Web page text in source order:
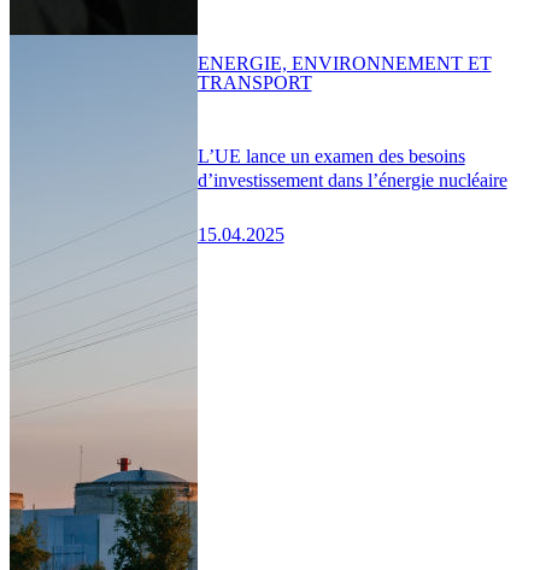
L’UE lance un examen des besoins
d’investissement dans l’énergie nucléaire
15.04.2025
ENERGIE, ENVIRONNEMENT ET
TRANSPORT